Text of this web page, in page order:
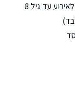
השתתפות עצמית קבועה של 250 ש"ח לאירוע עד גיל 8